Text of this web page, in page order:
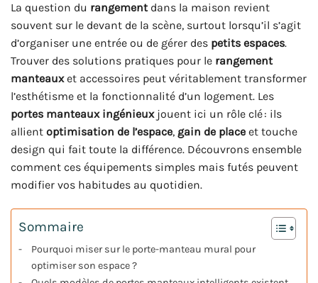
La question du rangementdans la maison revient
souvent sur le devant de la scène, surtout lorsqu’il s’agit
d’organiser une entrée ou de gérer des petits espaces.
Trouver des solutions pratiques pour le rangement
manteauxet accessoires peut véritablement transformer
l’esthétisme et la fonctionnalité d’un logement. Les
portes manteaux ingénieuxjouent ici un rôle clé : ils
allient optimisation de l’espace, gain de place et touche
design qui fait toute la différence. Découvrons ensemble
comment ces équipements simples mais futés peuvent
modifier vos habitudes au quotidien.
Sommaire
Pourquoi miser sur le porte-manteau mural pour
optimiser son espace ?